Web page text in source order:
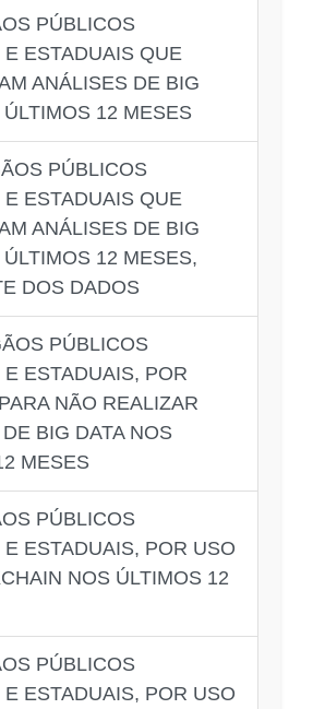
PÚBLICOS
ESTADUAIS QUE
ANÁLISES DE BIG
ÚLTIMOS 12 MESES
PÚBLICOS
ESTADUAIS QUE
ANÁLISES DE BIG
ÚLTIMOS 12 MESES,
DOS DADOS
PÚBLICOS
ESTADUAIS, POR
NÃO REALIZAR
BIG DATA NOS
MESES
PÚBLICOS
ESTADUAIS, POR USO
NOS ÚLTIMOS 12
PÚBLICOS
ESTADUAIS, POR USO